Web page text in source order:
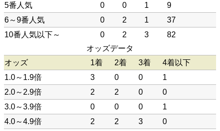
5番人気
0 0 1
9
6～9番人気
0 2 1
37
10番人気以下～
0 2 3
82
オッズデータ
オッズ
1着 2着 3着
4着以下
1.0～1.9倍
3 0 0
1
2.0～2.9倍
2 2 0
0
3.0～3.9倍
0 0 0
1
4.0～4.9倍
2 2 3
0